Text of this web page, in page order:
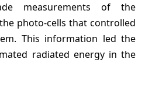
measurements of the
photo-cells that controlled
This information led the
radiated energy in the